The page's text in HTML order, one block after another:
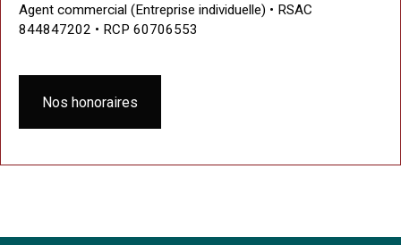
Agent commercial (Entreprise individuelle) • RSAC
844847202 • RCP 60706553
Nos honoraires